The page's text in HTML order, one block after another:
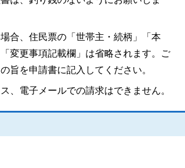
合、住民票の「世帯主・続柄」「本
変更事項記載欄」は省略されます。ご
旨を申請書に記入してください。
、電子メールでの請求はできません。